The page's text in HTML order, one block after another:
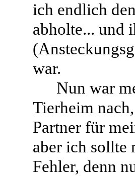
ich endlich
abholte... und
war.
Nun war
Tierheim
Partner für
aber ich sollte
Fehler, denn